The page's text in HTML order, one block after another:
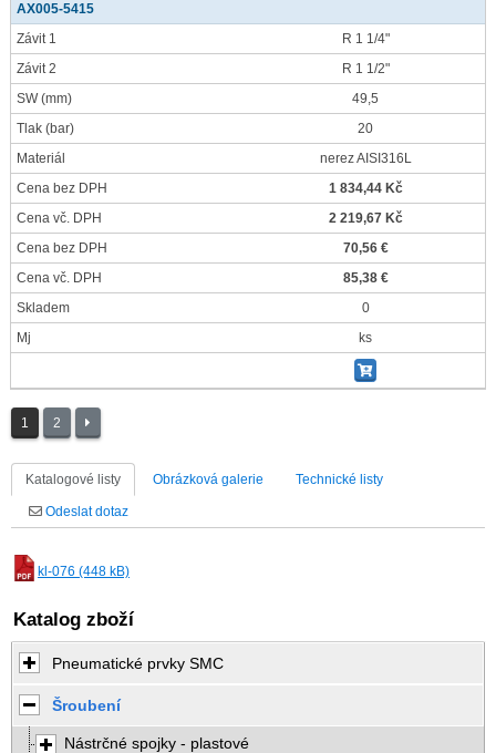
AX005-5415
Závit 1
R 1 1/4"
Závit 2
R 1 1/2"
SW(mm)
49,5
Tlak (bar)
20
Materiál
nerez AISI316L
Cena bez DPH
1 834,44 Kč
Cena vč. DPH
2 219,67 Kč
Cena bez DPH
70,56 €
Cena vč. DPH
85,38 €
Skladem
0
Mj
ks
1 2
Katalogové listy Obrázková galerie Technické listy
Odeslat dotaz
kl-076 (448 kB)
Katalog zboží
Pneumatické prvky SMC
Šroubení
Nástrčné spojky - plastové